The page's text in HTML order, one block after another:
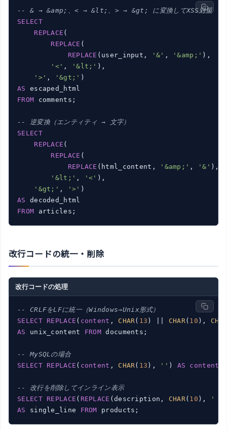
-- & → &amp;、< → &lt;、> → &gt; に変換してXSS対策
SELECT
REPLACE (
REPLACE (
REPLACE (user_input, '&' , '&amp;' ),
'<' , '&lt;' ),
'>' , '&gt;'
AS
FROM comments;
-- 逆変換（エンティティ → 文字）
SELECT
REPLACE (
REPLACE (
REPLACE (html_content, '&amp;' , '&' ),
'&lt;' , '<' ),
'&gt;' , '>'
AS
FROM
改行コードの統一・削除
改行コードの処理
-- CRLFをLFに統一（Windows→Unix形式）
SELECT
REPLACE ( content , CHAR( 13 ) || CHAR( 10 ),
AS
unix_content FROM documents;
-- MySQLの場合
SELECT
REPLACE ( content , CHAR( 13 ), '' ) AS content
-- 改行を削除してインライン表示
SELECT
REPLACE ( REPLACE (description, CHAR( 10 ), ' '
AS
single_line FROM